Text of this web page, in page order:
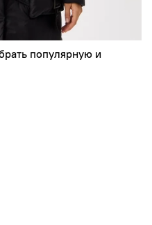
популярную и